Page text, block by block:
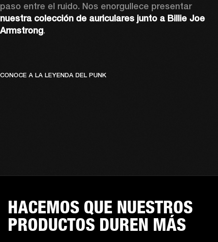
paso entre el ruido. Nos enorgullece presentar
nuestra colección de auriculares junto a Billie Joe
Armstrong.
CONOCE A LA LEYENDA DEL PUNK
HACEMOS QUE NUESTROS
PRODUCTOS DUREN MÁS